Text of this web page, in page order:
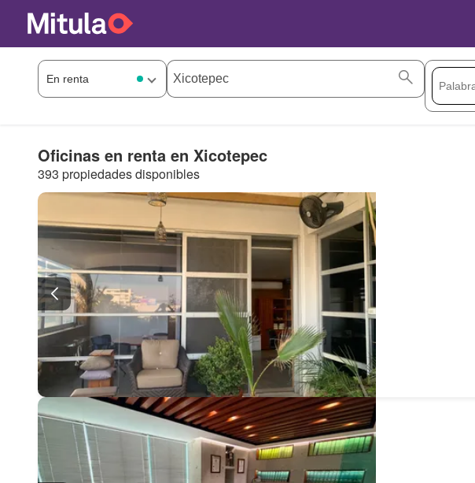
Oficinas en renta en Xicotepec
393 propiedades disponibles